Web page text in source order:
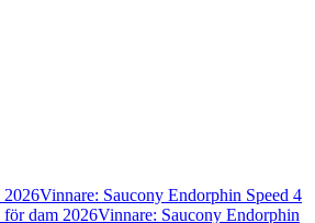
2026Vinnare: Saucony Endorphin Speed 4
för dam 2026Vinnare: Saucony Endorphin